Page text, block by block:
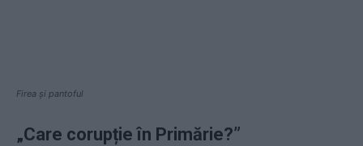
Firea și pantoful
„Care corupție în Primărie?”